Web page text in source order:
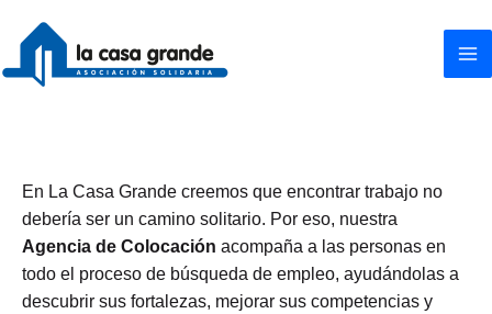
contenido
En La Casa Grande creemos que encontrar trabajo no
debería ser un camino solitario. Por eso, nuestra
Agencia de Colocación acompaña a las personas en
todo el proceso de búsqueda de empleo, ayudándolas a
descubrir sus fortalezas, mejorar sus competencias y